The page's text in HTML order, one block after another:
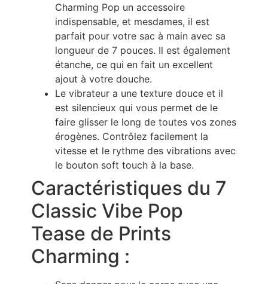
Charming Pop un accessoire
indispensable, et mesdames, il est
parfait pour votre sac à main avec sa
longueur de 7 pouces. Il est également
étanche, ce qui en fait un excellent
ajout à votre douche.
Le vibrateur a une texture douce et il
est silencieux qui vous permet de le
faire glisser le long de toutes vos zones
érogènes. Contrôlez facilement la
vitesse et le rythme des vibrations avec
le bouton soft touch à la base.
Caractéristiques du 7
Classic Vibe Pop
Tease de Prints
Charming :